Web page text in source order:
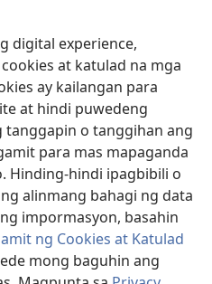
digital experience,
at katulad na mga
ay kailangan para
at hindi puwedeng
o tanggihan ang
para mas mapaganda
Hinding-hindi ipagbibili o
alinmang bahagi ng data
impormasyon, basahin
ng Cookies at Katulad
mong baguhin ang